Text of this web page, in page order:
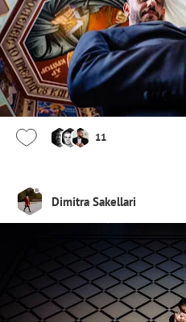
11
Dimitra Sakellari